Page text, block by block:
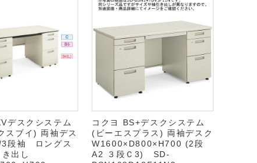
デスクシステム
スブイ) 両袖デス
段袖 ロングス
き出し
コクヨ BS+デスクシステム
(ビーエスプラス) 両袖デスク
W1600×D800×H700 (2段
A2 ３段Ｃ3) SD-